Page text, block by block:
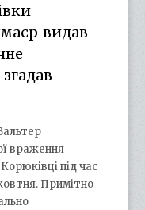
видав
враження
під час
Примітно